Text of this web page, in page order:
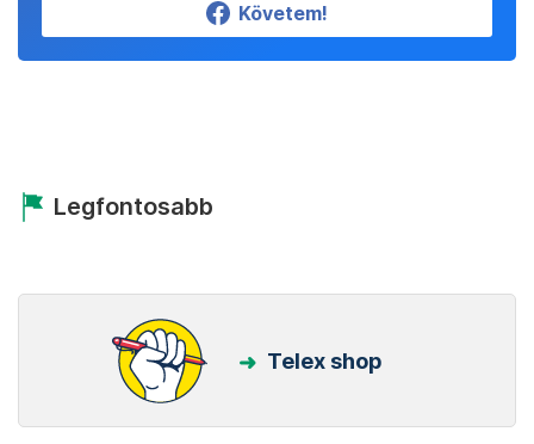
Követem!
Legfontosabb
Telex shop